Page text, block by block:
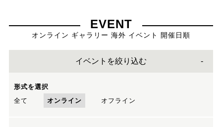
EVENT
オンライン ギャラリー 海外 イベント 開催日順
イベントを絞り込む
形式を選択
全て
オンライン オフライン